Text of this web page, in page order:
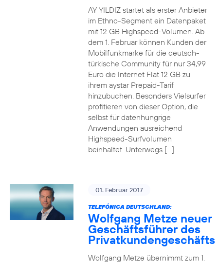
AY YILDIZ startet als erster Anbieter
im Ethno-Segment ein Datenpaket
mit 12 GB Highspeed-Volumen. Ab
dem 1. Februar können Kunden der
Mobilfunkmarke für die deutsch-
türkische Community für nur 34,99
Euro die Internet Flat 12 GB zu
ihrem aystar Prepaid-Tarif
hinzubuchen. Besonders Vielsurfer
profitieren von dieser Option, die
selbst für datenhungrige
Anwendungen ausreichend
Highspeed-Surfvolumen
beinhaltet. Unterwegs […]
01. Februar 2017
TELEFÓNICA DEUTSCHLAND:
Wolfgang Metze neuer
Geschäftsführer des
Privatkundengeschäfts
Wolfgang Metze übernimmt zum 1.